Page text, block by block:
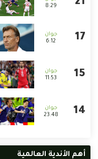
8:29
6:12
11:53
23:48
أهم الأندية العالمية